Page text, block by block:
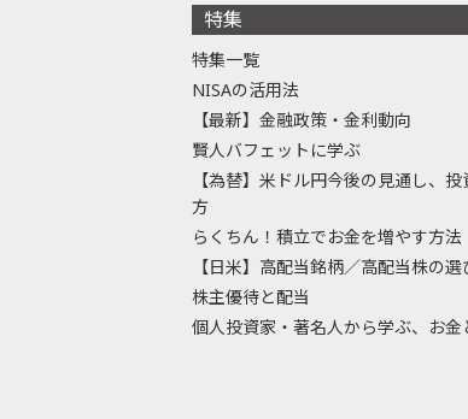
特集
特集一覧
NISAの活用法
【最新】金融政策・金利動向
賢人バフェットに学ぶ
【為替】米ドル円今後の見通し、
方
らくちん！積立でお金を増やす方法
【日米】高配当銘柄／高配当株の選
株主優待と配当
個人投資家・著名人から学ぶ、お金